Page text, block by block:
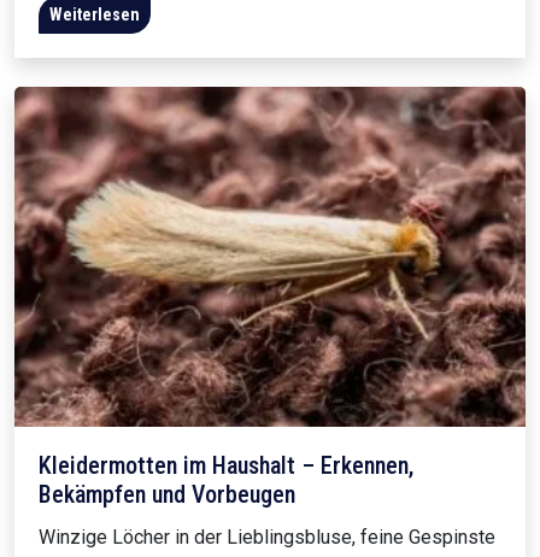
Weiterlesen
Kleidermotten im Haushalt – Erkennen,
Bekämpfen und Vorbeugen
Winzige Löcher in der Lieblingsbluse, feine Gespinste